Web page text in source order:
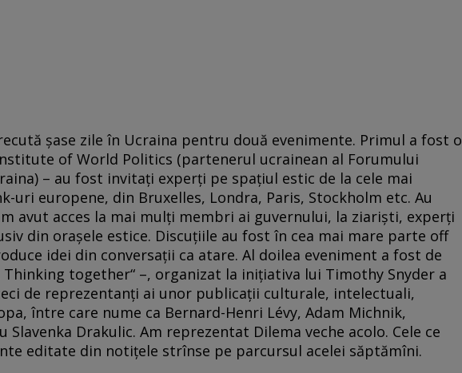
şase zile în Ucraina pentru două evenimente. Primul a fost o
of World Politics (partenerul ucrainean al Forumului
– au fost invitaţi experţi pe spaţiul estic de la cele mai
uri europene, din Bruxelles, Londra, Paris, Stockholm etc. Au
avut acces la mai mulţi membri ai guvernului, la ziarişti, experţi
din oraşele estice. Discuţiile au fost în cea mai mare parte off
idei din conversaţii ca atare. Al doilea eveniment a fost de
Thinking together“ –, organizat la iniţiativa lui Timothy Snyder a
de reprezentanţi ai unor publicaţii culturale, intelectuali,
între care nume ca Bernard-Henri Lévy, Adam Michnik,
Slavenka Drakulic. Am reprezentat Dilema veche acolo. Cele ce
editate din notiţele strînse pe parcursul acelei săptămîni.